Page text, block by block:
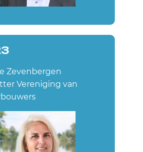
Zevenbergen
Vereniging van